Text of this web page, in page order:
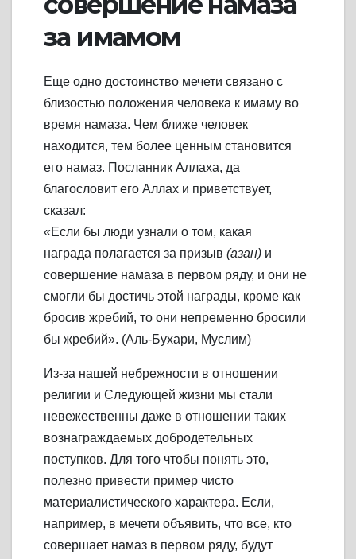
за имамом
Еще одно достоинство мечети связано с
близостью положения человека к имаму во
время намаза. Чем ближе человек
находится, тем более ценным становится
его намаз. Посланник Аллаха, да
благословит его Аллах и приветствует,
сказал:
«Если бы люди узнали о том, какая
награда полагается за призыв (азан) и
совершение намаза в первом ряду, и они не
смогли бы достичь этой награды, кроме как
бросив жребий, то они непременно бросили
бы жребий». (Аль-Бухари, Муслим)
Из-за нашей небрежности в отношении
религии и Следующей жизни мы стали
невежественны даже в отношении таких
вознаграждаемых добродетельных
поступков. Для того чтобы понять это,
полезно привести пример чисто
материалистического характера. Если,
например, в мечети объявить, что все, кто
совершает намаз в первом ряду, будут